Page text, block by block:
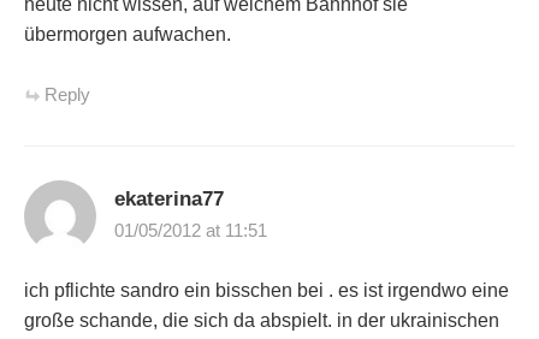
übermorgen aufwachen.
Reply
ekaterina77
01/05/2012 at 11:51
ich pflichte sandro ein bisschen bei . es ist irgendwo eine
große schande, die sich da abspielt. in der ukrainischen